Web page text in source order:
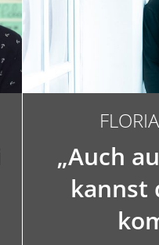
„Auch
kannst